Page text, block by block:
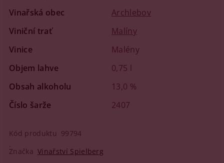
Vinařská obec
Archlebov
Viniční trať
Malíny
Vinice
Malény
Objem lahve
0,75 l
Obsah alkoholu
13,0 %
Číslo šarže
2407
Kód produktu 99794
Značka Vinařství Spielberg